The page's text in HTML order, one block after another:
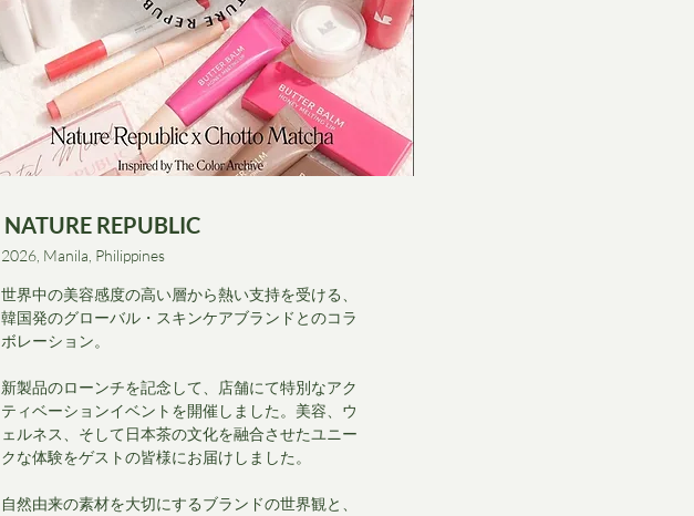
NATURE REPUBLIC
2026, Manila, Philippines
世界中の美容感度の高い層から熱い支持を受ける、
韓国発のグローバル・スキンケアブランドとのコラ
ボレーション。
新製品のローンチを記念して、店舗にて特別なアク
ティベーションイベントを開催しました。美容、ウ
ェルネス、そして日本茶の文化を融合させたユニー
クな体験をゲストの皆様にお届けしました。
自然由来の素材を大切にするブランドの世界観と、